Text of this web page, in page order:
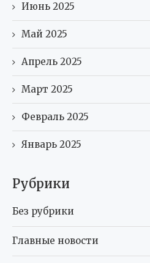
Июнь 2025
Май 2025
Апрель 2025
Март 2025
Февраль 2025
Январь 2025
Рубрики
Без рубрики
Главные новости